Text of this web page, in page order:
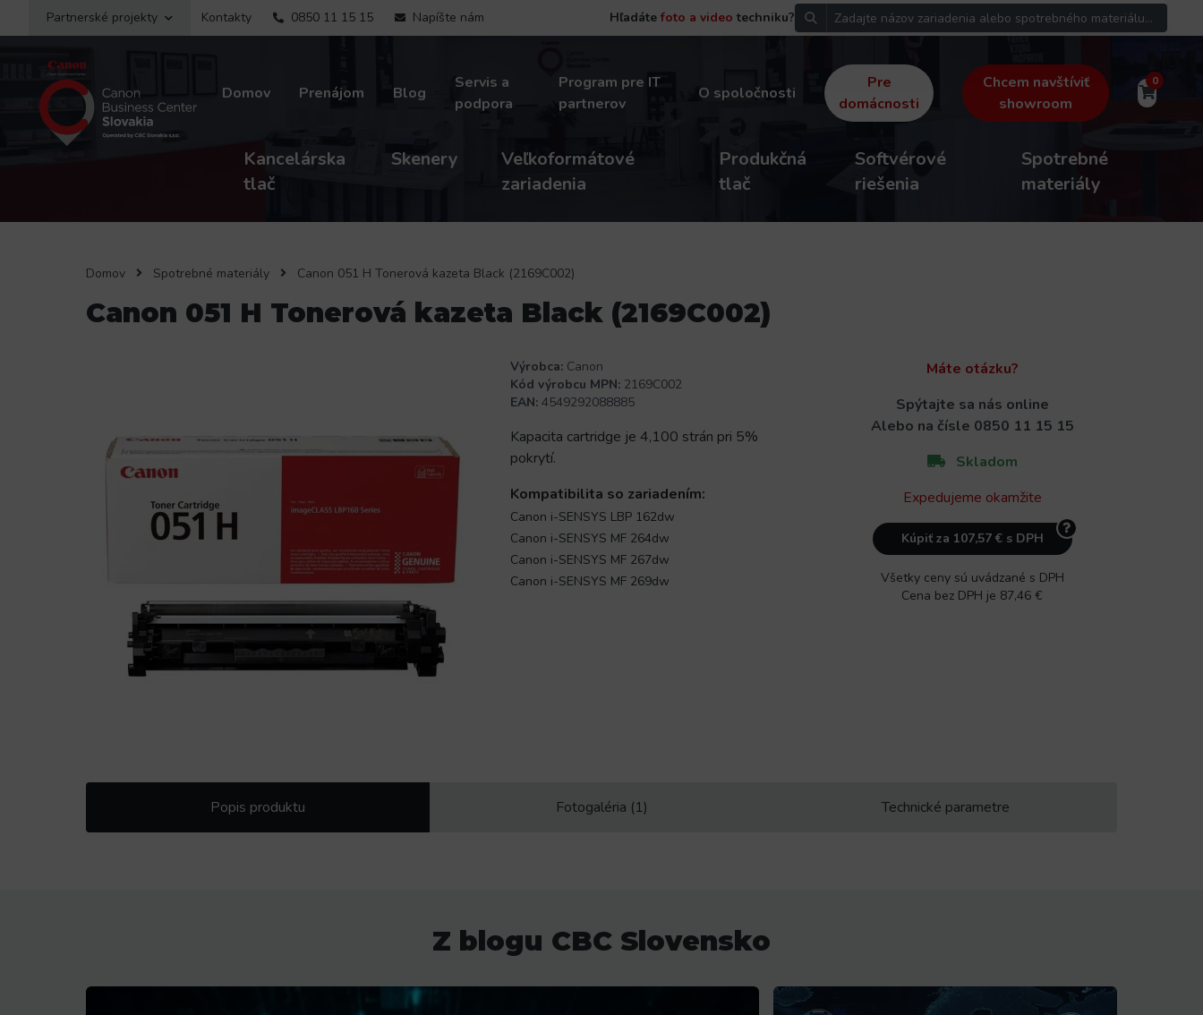
Partnerské projekty Kontakty 0850 11 15 15 Napíšte nám Hľadáte foto a video techniku?
Domov Prenájom Blog
Servis a
podpora
Program pre IT
partnerov
O spoločnosti
Pre
domácnosti
Chcem navštíviť
showroom
0
Kancelárska
tlač
Skenery
Veľkoformátové
zariadenia
Produkčná
tlač
Softvérové
riešenia
Spotrebné
materiály
Domov Spotrebné materiály Canon 051 H Tonerová kazeta Black (2169C002)
Canon 051 H Tonerová kazeta Black (2169C002)
Výrobca:Canon
Kód výrobcu MPN:2169C002
EAN:4549292088885
Kapacita cartridge je 4,100 strán pri 5%
pokrytí.
Kompatibilita so zariadením:
Canon i-SENSYS LBP 162dw
Canon i-SENSYS MF 264dw
Canon i-SENSYS MF 267dw
Canon i-SENSYS MF 269dw
Máte otázku?
Spýtajte sa nás online
Alebo na čísle 0850 11 15 15
Skladom
Expedujeme okamžite
Kúpiť za 107,57 € s DPH
Všetky ceny sú uvádzané s DPH
Cena bez DPH je 87,46 €
Popis produktu Fotogaléria (1) Technické parametre
Z blogu CBC Slovensko